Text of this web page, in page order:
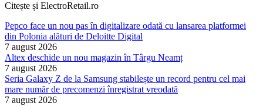
Citește și ElectroRetail.ro
Pepco face un nou pas în digitalizare odată cu lansarea platformei
din Polonia alături de Deloitte Digital
7 august 2026
Altex deschide un nou magazin în Târgu Neamț
7 august 2026
Seria Galaxy Z de la Samsung stabilește un record pentru cel mai
mare număr de precomenzi înregistrat vreodată
7 august 2026